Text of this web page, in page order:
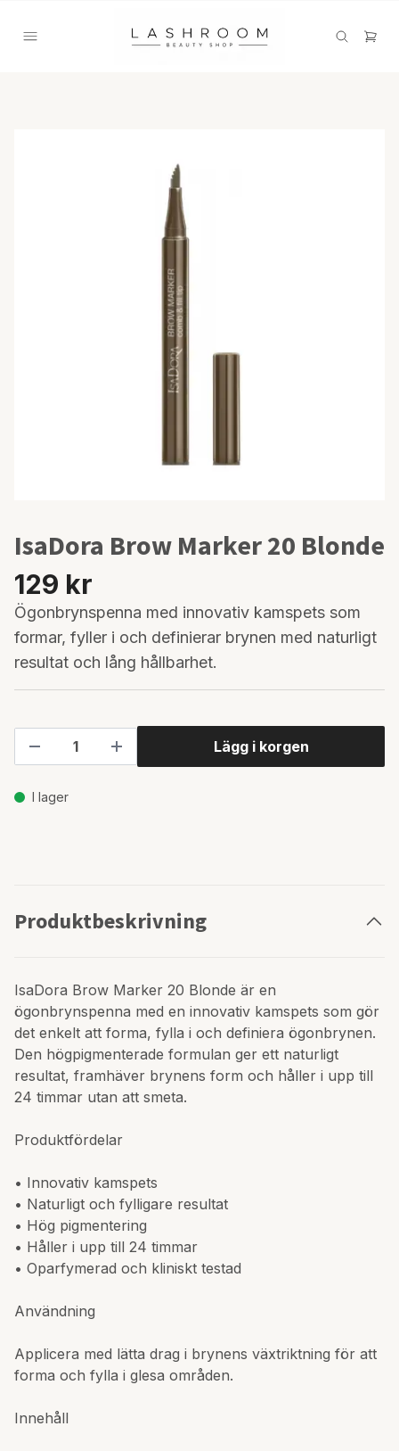
IsaDora Brow Marker 20 Blonde
129 kr
Ögonbrynspenna med innovativ kamspets som
formar, fyller i och definierar brynen med naturligt
resultat och lång hållbarhet.
Lägg i korgen
I lager
Produktbeskrivning
IsaDora Brow Marker 20 Blonde är en
ögonbrynspenna med en innovativ kamspets som gör
det enkelt att forma, fylla i och definiera ögonbrynen.
Den högpigmenterade formulan ger ett naturligt
resultat, framhäver brynens form och håller i upp till
24 timmar utan att smeta.
Produktfördelar
• Innovativ kamspets
• Naturligt och fylligare resultat
• Hög pigmentering
• Håller i upp till 24 timmar
• Oparfymerad och kliniskt testad
Användning
Applicera med lätta drag i brynens växtriktning för att
forma och fylla i glesa områden.
Innehåll